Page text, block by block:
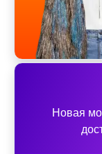
Новая